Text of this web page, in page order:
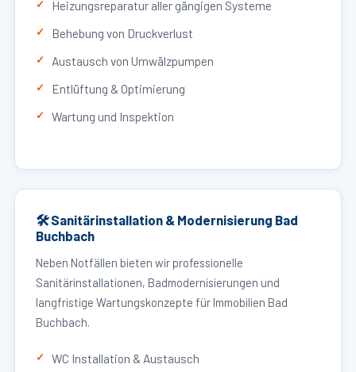
Heizungsreparatur aller gängigen Systeme
Behebung von Druckverlust
Austausch von Umwälzpumpen
Entlüftung & Optimierung
Wartung und Inspektion
🛠 Sanitärinstallation & Modernisierung Bad
Buchbach
Neben Notfällen bieten wir professionelle
Sanitärinstallationen, Badmodernisierungen und
langfristige Wartungskonzepte für Immobilien Bad
Buchbach.
WC Installation & Austausch